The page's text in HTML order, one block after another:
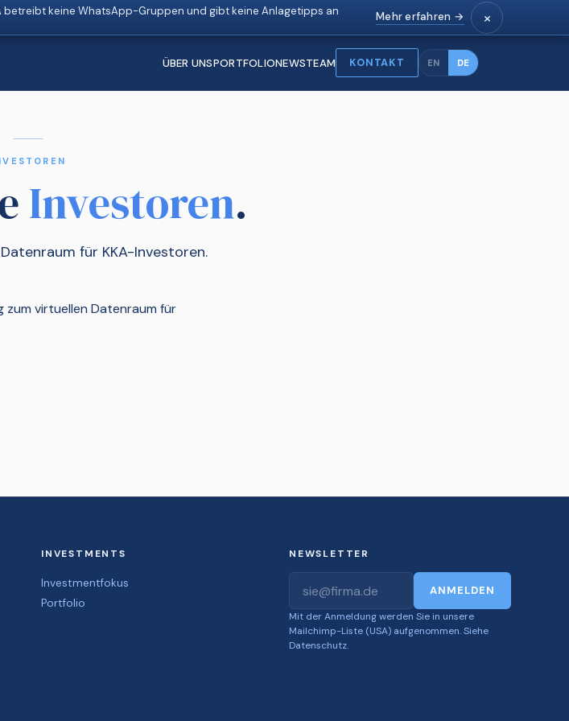
betreibt keine WhatsApp-Gruppen und gibt keine Anlagetipps an
Mehr erfahren → ×
ÜBER UNSPORTFOLIONEWSTEAM KONTAKT EN DE
Investoren.
für KKA-Investoren.
zum virtuellen Datenraum für
INVESTMENTS
Investmentfokus
Portfolio
NEWSLETTER
ANMELDEN
Mit der Anmeldung werden Sie in unsere
Mailchimp-Liste (USA) aufgenommen. Siehe
Datenschutz.